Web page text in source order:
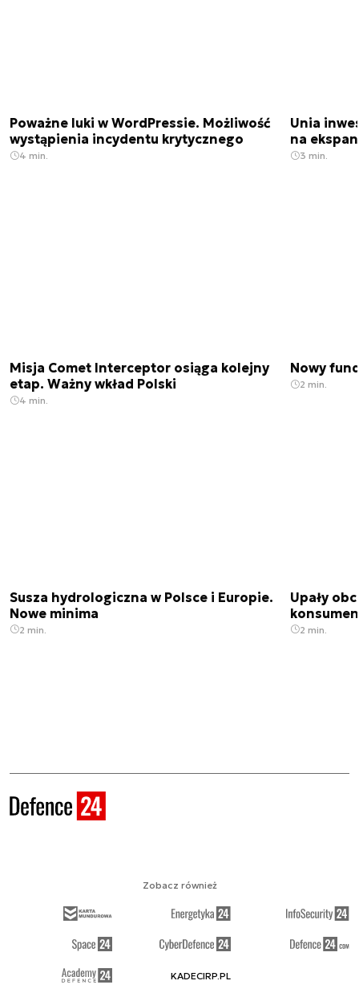
Poważne luki w WordPressie. Możliwość
wystąpienia incydentu krytycznego
4 min.
Unia
na
3 min.
Misja Comet Interceptor osiąga kolejny
etap. Ważny wkład Polski
4 min.
Nowy
2 min.
Susza hydrologiczna w Polsce i Europie.
Nowe minima
2 min.
Upały
2 min.
Zobacz również
KADECIRP.PL